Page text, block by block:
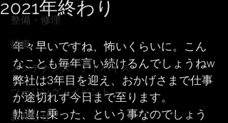
整備・修理
納車
メンテナンス・アドバイス
ツーリング・イベント
お知らせ
2021年終わり
年々早いですね、怖いくらいに。こん
なことも毎年言い続けるんでしょうねw
弊社は3年目を迎え、おかげさまで仕事
が途切れず今日まで至ります。
軌道に乗った、という事なのでしょう